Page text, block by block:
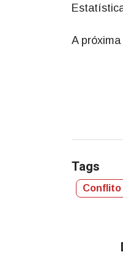
A
Tags
Conflito